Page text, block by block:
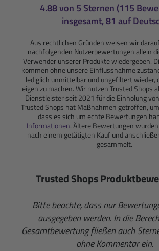
4.88 von 5 Sternen (115
insgesamt, 81 auf
Aus rechtlichen Gründen weisen wir
nachfolgenden Nutzerbewertungen allein
Verwender unserer Produkte wiedergeben.
kommen ohne unsere Einflussnahme
lediglich unmittelbar und ungefiltert wieder,
eigen zu machen. Wir nutzen Trusted Shops
Dienstleister seit 2021 für die Einholung
Trusted Shops hat Maßnahmen getroffen,
dass es sich um echte Bewertungen
Informationen. Ältere Bewertungen
nach einem getätigten Kauf und
gesammelt.
Trusted Shops
Bitte beachte, dass nur
ausgegeben werden. In die
Gesamtbewertung fließen auch
ohne Kommentar ein.